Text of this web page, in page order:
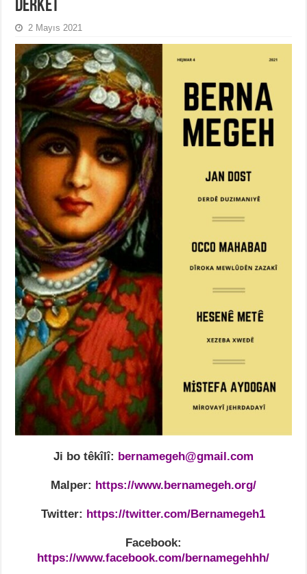
DERKET
2 Mayıs 2021
Ji bo têkîlî: bernamegeh@gmail.com
Malper: https://www.bernamegeh.org/
Twitter: https://twitter.com/Bernamegeh1
Facebook:
https://www.facebook.com/bernamegehhh/